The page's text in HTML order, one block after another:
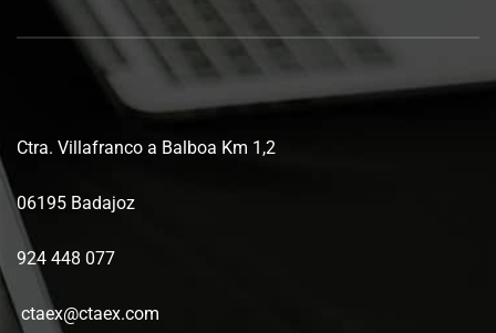
Ctra. Villafranco a Balboa Km 1,2
06195 Badajoz
924 448 077
ctaex@ctaex.com